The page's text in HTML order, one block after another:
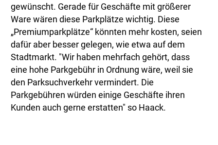
gewünscht. Gerade für Geschäfte mit größerer
Ware wären diese Parkplätze wichtig. Diese
„Premiumparkplätze“ könnten mehr kosten, seien
dafür aber besser gelegen, wie etwa auf dem
Stadtmarkt. "Wir haben mehrfach gehört, dass
eine hohe Parkgebühr in Ordnung wäre, weil sie
den Parksuchverkehr vermindert. Die
Parkgebühren würden einige Geschäfte ihren
Kunden auch gerne erstatten" so Haack.